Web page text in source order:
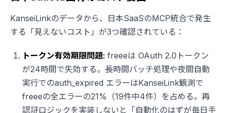
KanseiLinkのデータから、日本SaaSのMCP統合で発生
する「見えないコスト」が3つ確認されている：
トークン有効期限問題: freeeは OAuth 2.0トークン
が24時間で失効する。長時間バッチ処理や夜間自動
実行でのauth_expired エラーはKanseiLink観測で
freeeの全エラーの21%（19件中4件）を占める。再
認証ロジックを実装しないと「自動化のはずが毎日手